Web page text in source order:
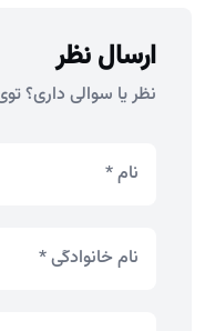
ارسال نظر
نظر یا سوالی داری؟